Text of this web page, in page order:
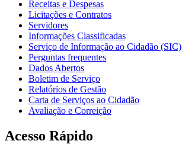
Receitas e Despesas
Licitações e Contratos
Servidores
Informações Classificadas
Serviço de Informação ao Cidadão (SIC)
Perguntas frequentes
Dados Abertos
Boletim de Serviço
Relatórios de Gestão
Carta de Serviços ao Cidadão
Avaliação e Correição
Acesso Rápido